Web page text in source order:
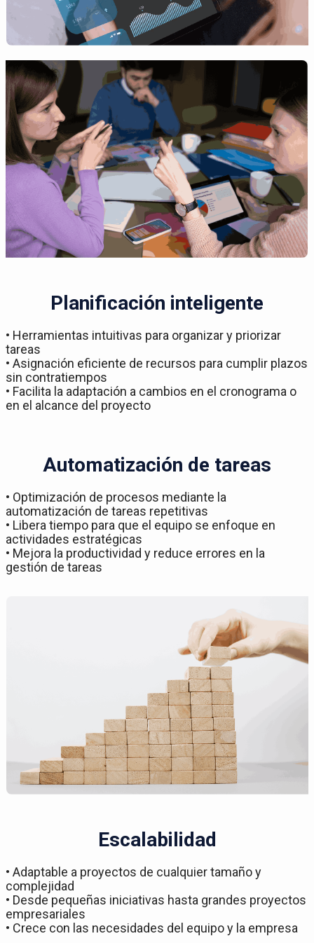
Planificación inteligente
• Herramientas intuitivas para organizar y priorizar
tareas
• Asignación eficiente de recursos para cumplir plazos
sin contratiempos
• Facilita la adaptación a cambios en el cronograma o
en el alcance del proyecto
Automatización de tareas
• Optimización de procesos mediante la
automatización de tareas repetitivas
• Libera tiempo para que el equipo se enfoque en
actividades estratégicas
• Mejora la productividad y reduce errores en la
gestión de tareas
Escalabilidad
• Adaptable a proyectos de cualquier tamaño y
complejidad
• Desde pequeñas iniciativas hasta grandes proyectos
empresariales
• Crece con las necesidades del equipo y la empresa